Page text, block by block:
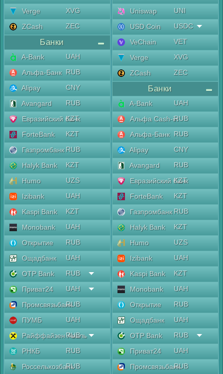
Verge
XVG
ZCash
ZEC
Банки
A-Bank
UAH
Альфа-Банк RUB
Alipay
CNY
Avangard
RUB
Евразийский банк
KZT
ForteBank
KZT
Газпромбанк RUB
Halyk Bank
KZT
Humo
UZS
Izibank
UAH
Kaspi Bank
KZT
Monobank
UAH
Открытие
RUB
Ощадбанк
UAH
OTP Bank
RUB
Приват24
UAH
ПромсвязьбанкRUB
ПУМБ
UAH
Райффайзен Аваль
RUB
РНКБ
RUB
РоссельхозбанкRUB
Uniswap
UNI
USD Coin
USDC
VeChain
VET
Verge
XVG
ZCash
ZEC
Банки
A-Bank
UAH
Альфа Cash-inRUB
Альфа-Банк RUB
Alipay
CNY
Avangard
RUB
Евразийский банк
KZT
ForteBank
KZT
Газпромбанк RUB
Halyk Bank
KZT
Humo
UZS
Izibank
UAH
Kaspi Bank
KZT
Monobank
UAH
Открытие
RUB
Ощадбанк
UAH
OTP Bank
RUB
Приват24
UAH
ПромсвязьбанкRUB